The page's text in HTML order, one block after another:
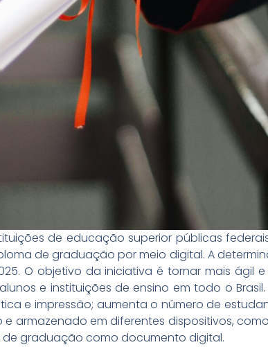
de educação superior públicas
de graduação por meio digital. A
O objetivo da iniciativa é tornar mais
e instituições de ensino em todo o
e impressão; aumenta o número de
armazenado em diferentes dispositivos,
de graduação como documento digital.